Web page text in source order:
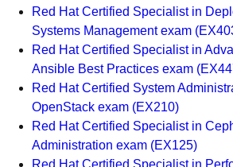
Red Hat Certified Specialist in
Systems Management exam (
Red Hat Certified Specialist in
Ansible Best Practices exam (
Red Hat Certified System
OpenStack exam (EX210)
Red Hat Certified Specialist in
Administration exam (EX125)
Red Hat Certified Specialist in